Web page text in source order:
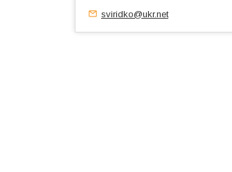
sviridko@ukr.net